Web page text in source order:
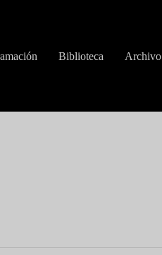
Biblioteca Archivo